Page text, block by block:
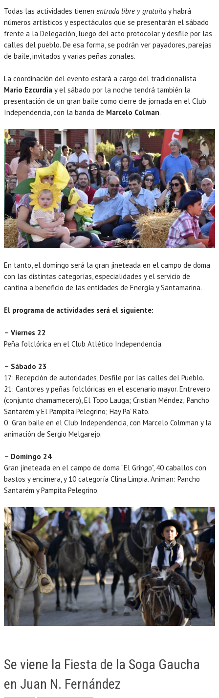
Todas las actividades tienen entrada libre y gratuita y habrá
números artísticos y espectáculos que se presentarán el sábado
frente a la Delegación, luego del acto protocolar y desfile por las
calles del pueblo. De esa forma, se podrán ver payadores, parejas
de baile, invitados y varias peñas zonales.
La coordinación del evento estará a cargo del tradicionalista
Mario Ezcurdia y el sábado por la noche tendrá también la
presentación de un gran baile como cierre de jornada en el Club
Independencia, con la banda de Marcelo Colman.
En tanto, el domingo será la gran jineteada en el campo de doma
con las distintas categorías, especialidades y el servicio de
cantina a beneficio de las entidades de Energía y Santamarina.
El programa de actividades será el siguiente:
– Viernes 22
Peña folclórica en el Club Atlético Independencia.
– Sábado 23
17: Recepción de autoridades, Desfile por las calles del Pueblo.
21: Cantores y peñas folclóricas en el escenario mayor. Entrevero
(conjunto chamamecero), El Topo Lauga; Cristian Méndez; Pancho
Santarém y El Pampita Pelegrino; Hay Pa’ Rato.
0: Gran baile en el Club Independencia, con Marcelo Colmman y la
animación de Sergio Melgarejo.
– Domingo 24
Gran jineteada en el campo de doma “El Gringo”, 40 caballos con
bastos y encimera, y 10 categoría Clina Limpia. Animan: Pancho
Santarém y Pampita Pelegrino.
Se viene la Fiesta de la Soga Gaucha
en Juan N. Fernández